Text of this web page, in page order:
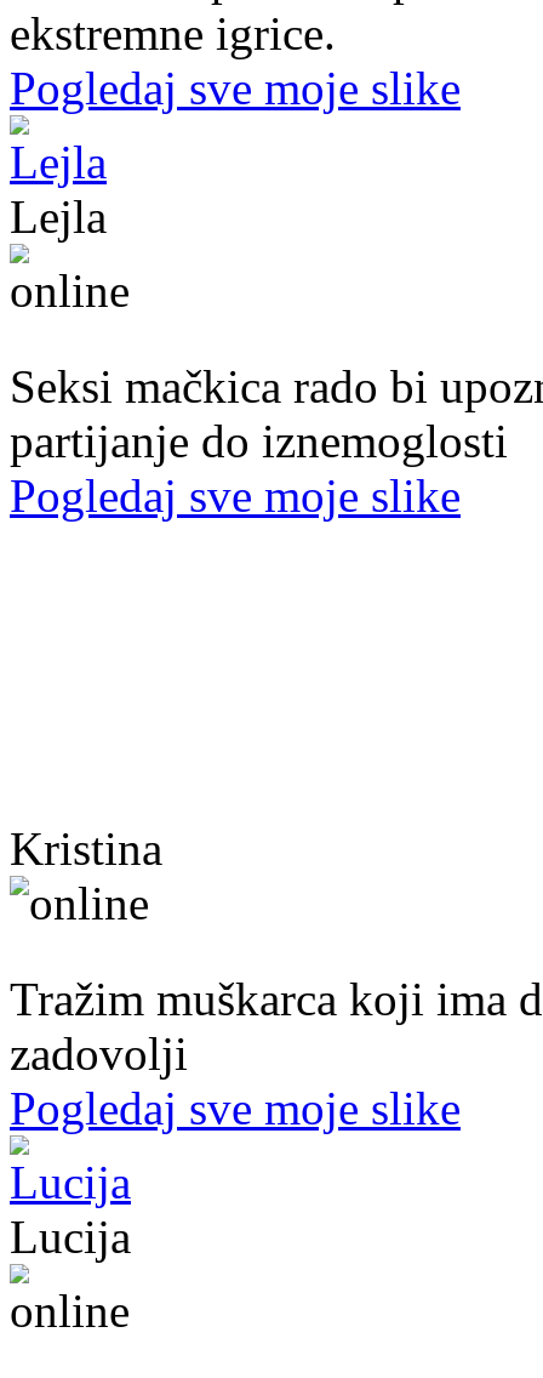
ekstremne igrice.
Pogledaj sve moje slike
Lejla
Seksi mačkica rado bi
partijanje do iznemoglosti
Pogledaj sve moje slike
Kristina
Tražim muškarca koji ima
zadovolji
Pogledaj sve moje slike
Lucija